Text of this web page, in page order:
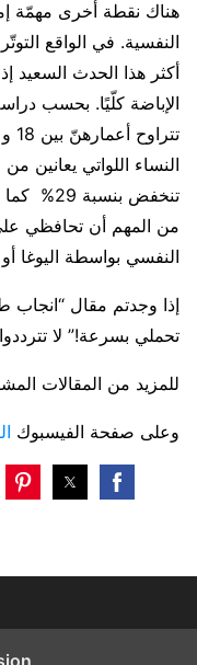
هناك نقطة أخرى مهمّة
النفسية. في الواقع
أكثر هذا الحدث السعيد
النساء اللواتي
تنخفض
من المهم أن تحافظي
النفسي بواسطة اليوغا
تحملي بسرعة!” لا
للمزيد من المقالات
وعلى صفحة الفيسبوك